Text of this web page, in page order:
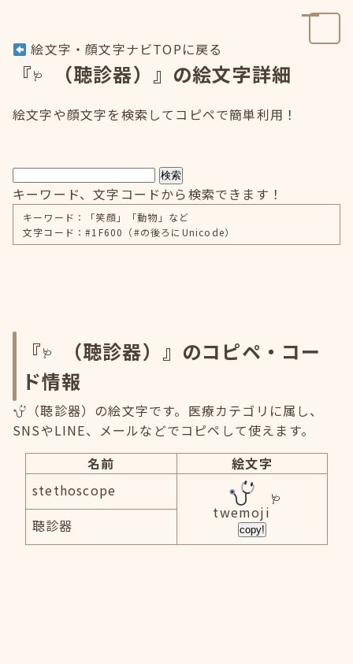
絵文字・顔文字ナビTOPに戻る
『 （聴診器）』の絵文字詳細
絵文字や顔文字を検索してコピペで簡単利用！
検索
キーワード、文字コードから検索できます！
キーワード：「笑顔」「動物」など
文字コード：#1F600（#の後ろにUnicode）
『
（聴診器）』のコピペ・コー
ド情報
（聴診器）の絵文字です。医療カテゴリに属し、
SNSやLINE、メールなどでコピペして使えます。
名前
絵文字
stethoscope
twemoji
copy!
聴診器